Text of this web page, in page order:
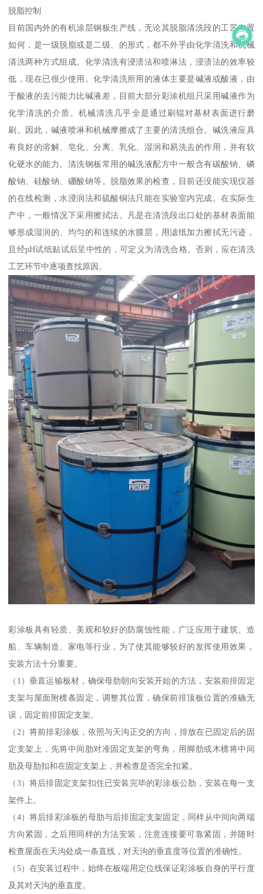
脱脂控制
目前国内外的有机涂层钢板生产线，无论其脱脂清洗段的工艺布置
如何，是一级脱脂或是二级、的形式，都不外乎由化学清洗和机械
清洗两种方式组成。化学清洗有浸渍法和喷淋法，浸渍法的效率较
低，现在已很少使用。化学清洗所用的液体主要是碱液或酸液，由
于酸液的去污能力比碱液差，目前大部分彩涂机组只采用碱液作为
化学清洗的介质。机械清洗几乎全是通过刷辊对基材表面进行磨
刷。因此，碱液喷淋和机械摩擦成了主要的清洗组合。碱洗液应具
有良好的溶解、皂化、分离、乳化、湿润和易洗去的作用，并有软
化硬水的能力。清洗钢板常用的碱洗液配方中一般含有碳酸钠、磷
酸钠、硅酸钠、硼酸钠等。脱脂效果的检查，目前还没能实现仪器
的在线检测，水浸润法和硫酸铜法只能在实验室内完成。在实际生
产中，一般情况下采用擦拭法。凡是在清洗段出口处的基材表面能
够形成湿润的、均匀的和连续的水膜层，用滤纸加力擦拭无污迹，
且经pH试纸贴试后呈中性的，可定义为清洗合格。否则，应在清洗
工艺环节中逐项查找原因。
彩涂板具有轻质、美观和较好的防腐蚀性能，广泛应用于建筑、造
船、车辆制造、家电等行业，为了使其能够较好的发挥使用效果，
安装方法十分重要。
（1）垂直运输板材，确保母肋朝向安装开始的方法，安装前排固定
支架与屋面附檩条固定，调整其位置，确保前排顶板位置的准确无
误，固定前排固定支架。
（2）将前排彩涂板，依照与天沟正交的方向，排放在已固定后的固
定支架上，先将中间肋对准固定支架的弯角，用脚肋或木檩将中间
肋及母肋扣和在固定支架上，并检查是否完全扣紧。
（3）将后排固定支架扣住已安装完毕的彩涂板公肋，安装在每一支
架件上。
（4）将后排彩涂板的母肋与后排固定支架固定，同样从中间向两端
方向紧固，之后用同样的方法安装，注意连接要可靠紧固，并随时
检查屋面在天沟处成一条直线，对天沟的垂直度等位置的准确性。
（5）在安装过程中，始终在板端用定位线保证彩涂板自身的平行度
及其对天沟的垂直度。